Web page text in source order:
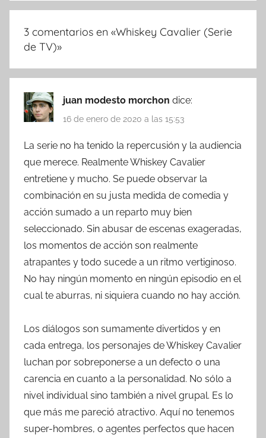
3 comentarios en «Whiskey Cavalier (Serie
de TV)»
juan modesto morchon dice:
16 de enero de 2020 a las 15:53
La serie no ha tenido la repercusión y la audiencia
que merece. Realmente Whiskey Cavalier
entretiene y mucho. Se puede observar la
combinación en su justa medida de comedia y
acción sumado a un reparto muy bien
seleccionado. Sin abusar de escenas exageradas,
los momentos de acción son realmente
atrapantes y todo sucede a un ritmo vertiginoso.
No hay ningún momento en ningún episodio en el
cual te aburras, ni siquiera cuando no hay acción.
Los diálogos son sumamente divertidos y en
cada entrega, los personajes de Whiskey Cavalier
luchan por sobreponerse a un defecto o una
carencia en cuanto a la personalidad. No sólo a
nivel individual sino también a nivel grupal. Es lo
que más me pareció atractivo. Aquí no tenemos
super-hombres, o agentes perfectos que hacen